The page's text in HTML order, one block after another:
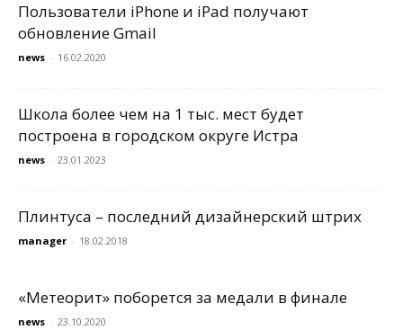
Пользователи iPhone и iPad получают
обновление Gmail
news - 16.02.2020
Школа более чем на 1 тыс. мест будет
построена в городском округе Истра
news - 23.01.2023
Плинтуса – последний дизайнерский штрих
manager - 18.02.2018
«Метеорит» поборется за медали в финале
news - 23.10.2020